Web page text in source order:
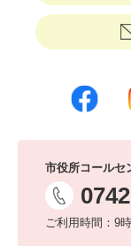
市役所コールセ
ご利用時間：9